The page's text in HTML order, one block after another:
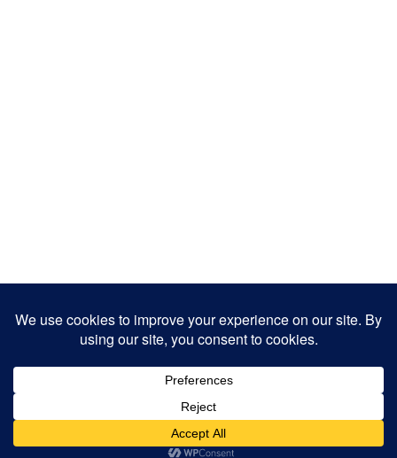
Designed by